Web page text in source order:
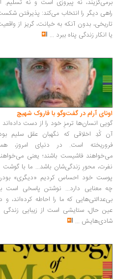
برمی‌گزیند، نه پیروزی است و نه تسلیم.
راهی دیگر را انتخاب می‌کند: پذیرفتن
تاریخی، بدون آنکه به خیانت، گریز از
یا انکار زندگی پناه ببرد ...
اونای آرام در گفت‌وگو با فاروک شهیچ‭
گویی انسان‌ها ترمزِ خود را از دست داده‌اند
آن کُدِ اخلاقی که نگهبان عقل سلیم
فروریخته است. در دنیای امروز،
می‌خواهند فاشیست باشند؛ یعنی
نفرت، محورِ زندگی‌شان باشد... ما با گوشت
پوست خود احساس کردیم «دیگری»
چه معنایی دارد... نوشتن پاسخی است
بی‌عدالتی‌هایی که ما را احاطه کرده‌اند، و
عین حال، ستایشی است از زیبایی زندگی
شادی‌هایش ...